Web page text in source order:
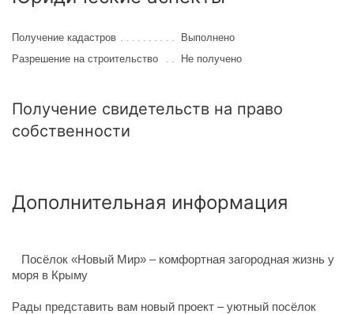
Получение кадастров
Выполнено
Разрешение на строительство
Не получено
Получение свидетельств на право
собственности
Дополнительная информация
Посёлок «Новый Мир» – комфортная загородная жизнь у
моря в Крыму
Рады представить вам новый проект – уютный посёлок